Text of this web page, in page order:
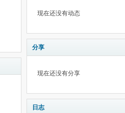
现在还没有动态
分享
现在还没有分享
日志